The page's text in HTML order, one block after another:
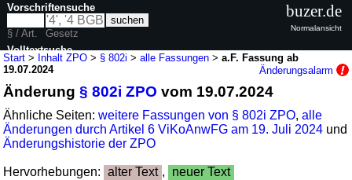
Start > Inhalt ZPO > § 802i >alle Fassungen >a.F. Fassung ab
19.07.2024
Änderungsalarm
Änderung§ 802i ZPO vom 19.07.2024
Ähnliche Seiten:weitere Fassungen von § 802i ZPO,alle
Änderungen durch Artikel 6 ViKoAnwFG am 19. Juli 2024 und
Änderungshistorie der ZPO
Hervorhebungen: alter Text , neuer Text
Vorschriftensuche
§ / Art.
Gesetz
Volltextsuche
buzer.de
Normalansicht